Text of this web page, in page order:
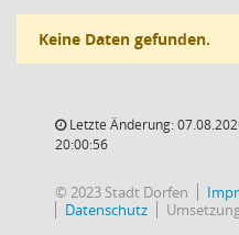
Keine Daten gefunden.
Letzte Änderung:
20:00:56
© 2023 Stadt Dorfen
Datenschutz